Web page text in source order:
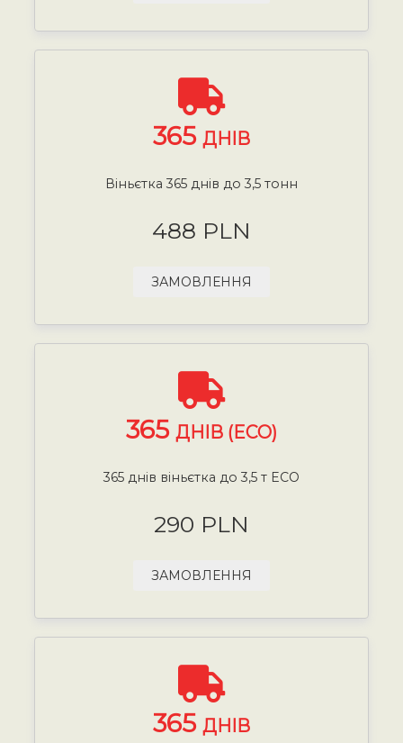
365 ДНІВ
Віньєтка 365 днів до 3,5 тонн
488 PLN
ЗАМОВЛЕННЯ
365 ДНІВ (ECO)
365 днів віньєтка до 3,5 т ECO
290 PLN
ЗАМОВЛЕННЯ
365 ДНІВ